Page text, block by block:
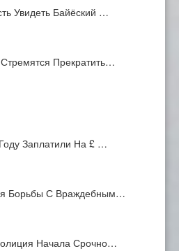
Увидеть Байёский …
Прекратить…
Заплатили На £ …
Борьбы С Враждебным…
Начала Срочно…